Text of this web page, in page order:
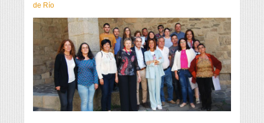
20
desempregados
de Río